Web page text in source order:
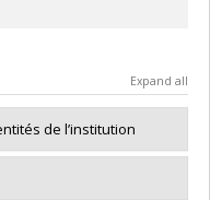
Expand all
de l’institution